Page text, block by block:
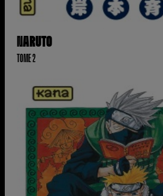
NARUTO
TOME 2